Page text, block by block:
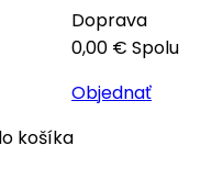
Doprava
0,00 € Spolu
Objednať
košíka